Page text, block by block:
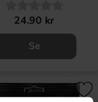
24.90 kr
Se